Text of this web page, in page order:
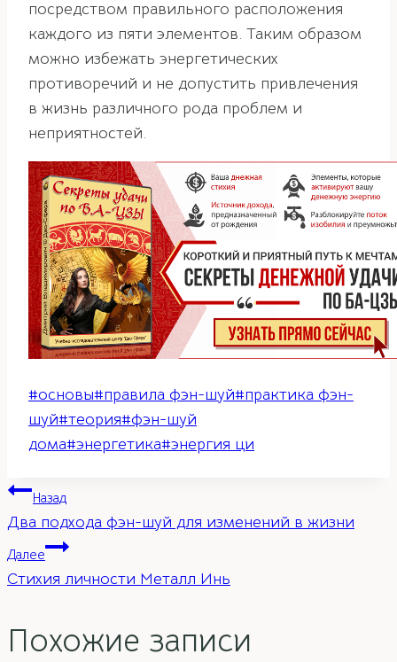
посредством правильного расположения
каждого из пяти элементов. Таким образом
можно избежать энергетических
противоречий и не допустить привлечения
в жизнь различного рода проблем и
неприятностей.
Метки
записи:
#основы#правила фэн-шуй#практика фэн-
шуй#теория#фэн-шуй
дома#энергетика#энергия ци
Навигация
по
записям
Назад
Два подхода фэн-шуй для изменений в жизни
Далее
Стихия личности Металл Инь
Похожие записи